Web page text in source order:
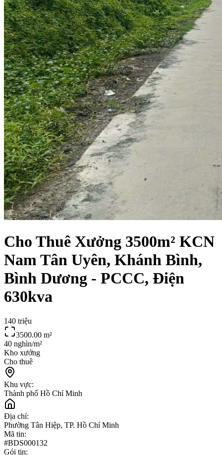
Cho Thuê Xưởng 3500m² KCN
Nam Tân Uyên, Khánh Bình,
Bình Dương - PCCC, Điện
630kva
140 triệu
3500.00 m²
40 nghìn/m²
Kho xưởng
Cho thuê
Khu vực:
Thành phố Hồ Chí Minh
Địa chỉ:
Phường Tân Hiệp, TP. Hồ Chí Minh
Mã tin:
#BDS000132
Gói tin: